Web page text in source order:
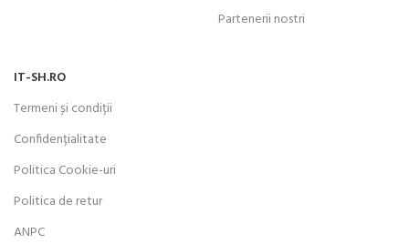
Partenerii nostri
IT-SH.RO
Termeni și condiții
Confidențialitate
Politica Cookie-uri
Politica de retur
ANPC